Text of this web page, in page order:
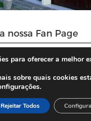
nossa Fan Page
para oferecer a melhor
sobre quais cookies
Rejeitar Todos